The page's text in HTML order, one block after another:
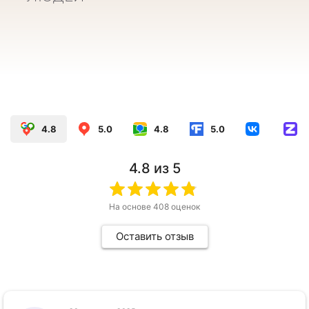
ЗАПИСАТЬСЯ
4.8 5.0 4.8 5.0
4.8 из 5
На основе 408 оценок
Оставить отзыв